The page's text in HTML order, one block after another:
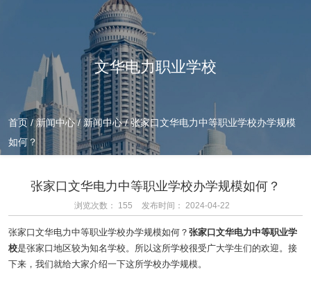
文华电力职业学校
首页/新闻中心 / 新闻中心 /张家口文华电力中等职业学校办学规模
如何？
张家口文华电力中等职业学校办学规模如何？
浏览次数： 155 发布时间： 2024-04-22
张家口文华电力中等职业学校办学规模如何？ 张家口文华电力中等职业学
校是张家口地区较为知名学校。所以这所学校很受广大学生们的欢迎。接
下来，我们就给大家介绍一下这所学校办学规模。